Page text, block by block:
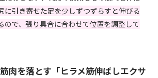
に引き寄せた足を少しずつずらすと伸びる
ので、張り具合に合わせて位置を調整して
肉を落とす「ヒラメ筋伸ばしエクサ